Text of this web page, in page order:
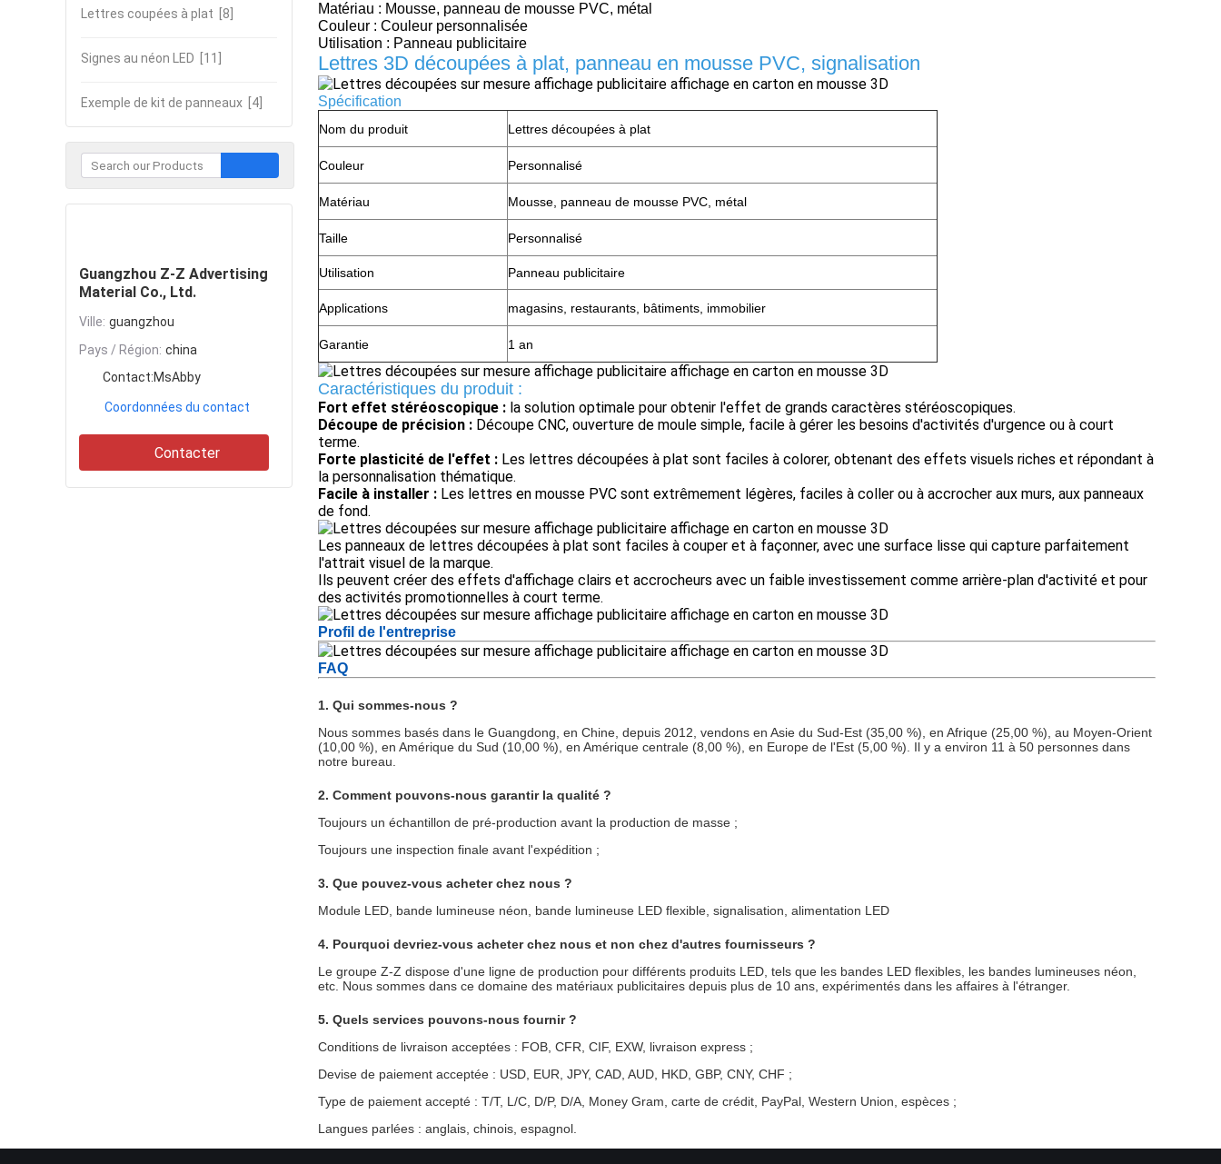
Lettres coupées à plat [8]
Signes au néon LED [11]
Exemple de kit de panneaux [4]
Guangzhou Z-Z Advertising
Material Co., Ltd.
Ville: guangzhou
Pays / Région: china
Contact:MsAbby
Coordonnées du contact
Contacter
Matériau : Mousse, panneau de mousse PVC, métal
Couleur : Couleur personnalisée
Utilisation : Panneau publicitaire
Lettres 3D découpées à plat, panneau en mousse PVC, signalisation
Spécification
Nom du produit Lettres découpées à plat
Couleur Personnalisé
Matériau Mousse, panneau de mousse PVC, métal
Taille Personnalisé
Utilisation Panneau publicitaire
Applications magasins, restaurants, bâtiments, immobilier
Garantie 1 an
Caractéristiques du produit :
Fort effet stéréoscopique : la solution optimale pour obtenir l'effet de grands caractères stéréoscopiques.
Découpe de précision : Découpe CNC, ouverture de moule simple, facile à gérer les besoins d'activités d'urgence ou à court
terme.
Forte plasticité de l'effet : Les lettres découpées à plat sont faciles à colorer, obtenant des effets visuels riches et répondant à
la personnalisation thématique.
Facile à installer : Les lettres en mousse PVC sont extrêmement légères, faciles à coller ou à accrocher aux murs, aux panneaux
de fond.
Les panneaux de lettres découpées à plat sont faciles à couper et à façonner, avec une surface lisse qui capture parfaitement
l'attrait visuel de la marque.
Ils peuvent créer des effets d'affichage clairs et accrocheurs avec un faible investissement comme arrière-plan d'activité et pour
des activités promotionnelles à court terme.
Profil de l'entreprise
FAQ
1. Qui sommes-nous ?
Nous sommes basés dans le Guangdong, en Chine, depuis 2012, vendons en Asie du Sud-Est (35,00 %), en Afrique (25,00 %), au Moyen-Orient
(10,00 %), en Amérique du Sud (10,00 %), en Amérique centrale (8,00 %), en Europe de l'Est (5,00 %). Il y a environ 11 à 50 personnes dans
notre bureau.
2. Comment pouvons-nous garantir la qualité ?
Toujours un échantillon de pré-production avant la production de masse ;
Toujours une inspection finale avant l'expédition ;
3. Que pouvez-vous acheter chez nous ?
Module LED, bande lumineuse néon, bande lumineuse LED flexible, signalisation, alimentation LED
4. Pourquoi devriez-vous acheter chez nous et non chez d'autres fournisseurs ?
Le groupe Z-Z dispose d'une ligne de production pour différents produits LED, tels que les bandes LED flexibles, les bandes lumineuses néon,
etc. Nous sommes dans ce domaine des matériaux publicitaires depuis plus de 10 ans, expérimentés dans les affaires à l'étranger.
5. Quels services pouvons-nous fournir ?
Conditions de livraison acceptées : FOB, CFR, CIF, EXW, livraison express ;
Devise de paiement acceptée : USD, EUR, JPY, CAD, AUD, HKD, GBP, CNY, CHF ;
Type de paiement accepté : T/T, L/C, D/P, D/A, Money Gram, carte de crédit, PayPal, Western Union, espèces ;
Langues parlées : anglais, chinois, espagnol.